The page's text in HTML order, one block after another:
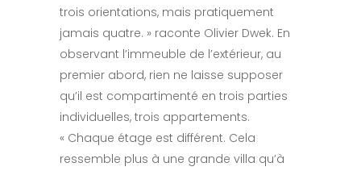
trois orientations, mais pratiquement
jamais quatre. » raconte Olivier Dwek. En
observant l’immeuble de l’extérieur, au
premier abord, rien ne laisse supposer
qu’il est compartimenté en trois parties
individuelles, trois appartements.
« Chaque étage est différent. Cela
ressemble plus à une grande villa qu’à